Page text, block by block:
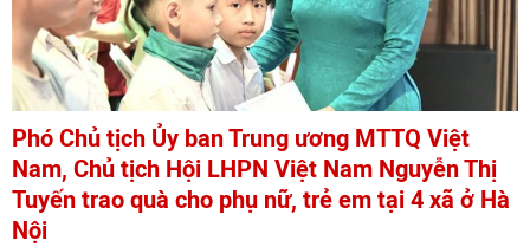
Phó Chủ tịch Ủy ban Trung ương MTTQ Việt
Nam, Chủ tịch Hội LHPN Việt Nam Nguyễn Thị
Tuyến trao quà cho phụ nữ, trẻ em tại 4 xã ở Hà
Nội